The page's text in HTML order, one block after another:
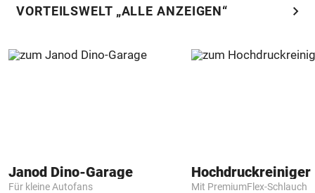
VORTEILSWELT „ALLE ANZEIGEN“ chevron_right
Janod Dino-Garage
Für kleine Autofans
Hochdruckreiniger
Mit PremiumFlex-Schlauch